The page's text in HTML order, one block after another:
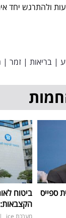
ולהתרגש יחד
| בריאות | זמר |
ספייס
ביטוח
הקצבאות: